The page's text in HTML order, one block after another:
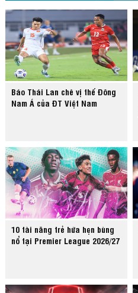
Báo Thái Lan chê vị thế Đông
Nam Á của ĐT Việt Nam
10 tài năng trẻ hứa hẹn bùng
nổ tại Premier League 2026/27